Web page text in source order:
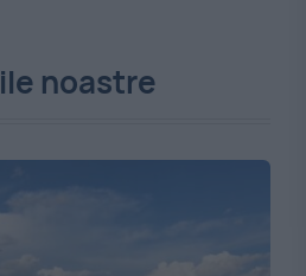
noastre